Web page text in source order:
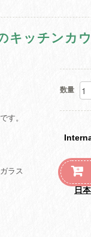
キッチンカ
す。
ラス
数量
日